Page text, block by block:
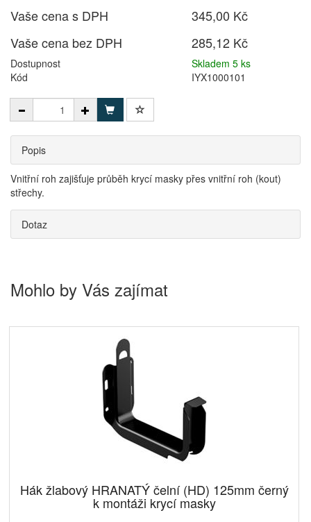
Vaše cena s DPH
345,00 Kč
Vaše cena bez DPH
285,12 Kč
Dostupnost
Skladem 5 ks
Kód
IYX1000101
Popis
Vnitřní roh zajišťuje průběh krycí masky přes vnitřní roh (kout)
střechy.
Dotaz
Mohlo by Vás zajímat
Hák žlabový HRANATÝ čelní (HD) 125mm černý
k montáži krycí masky